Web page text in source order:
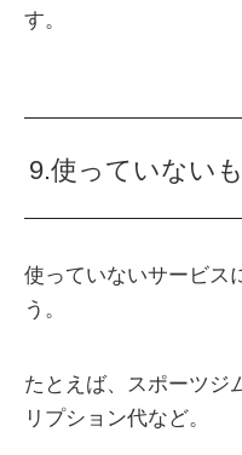
す。
9.使っていない
使っていないサービス
う。
たとえば、スポーツジ
リプション代など。